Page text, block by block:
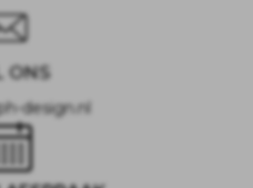
ONS
design.nl